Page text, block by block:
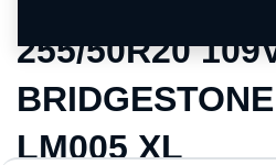
255/50R20
LM005 XL